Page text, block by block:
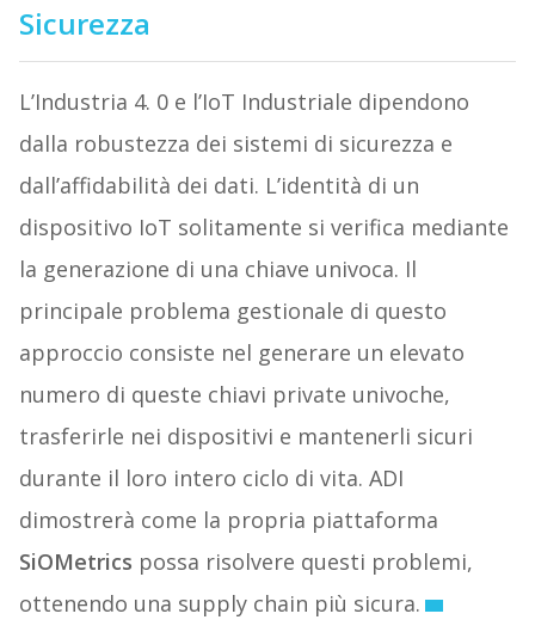
Sicurezza
L’Industria 4. 0 e l’IoT Industriale dipendono
dalla robustezza dei sistemi di sicurezza e
dall’affidabilità dei dati. L’identità di un
dispositivo IoT solitamente si verifica mediante
la generazione di una chiave univoca. Il
principale problema gestionale di questo
approccio consiste nel generare un elevato
numero di queste chiavi private univoche,
trasferirle nei dispositivi e mantenerli sicuri
durante il loro intero ciclo di vita. ADI
dimostrerà come la propria piattaforma
SiOMetrics possa risolvere questi problemi,
ottenendo una supply chain più sicura.